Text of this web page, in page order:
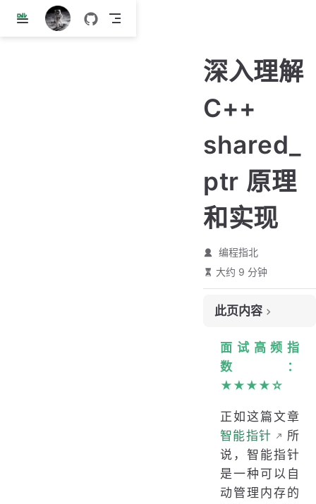
跳
至
深入理解
C++
shared_
ptr 原理
和实现
编程指北
大约 9 分钟
此页内容
shared_ptr 的使用
引用计数如何实现的
如何解决 double free
线程安全性
手写 shared_ptr
面试高频指
数：
★★★★☆
正如这篇文章
智能指针
所
说，智能指针
是一种可以自
动管理内存的